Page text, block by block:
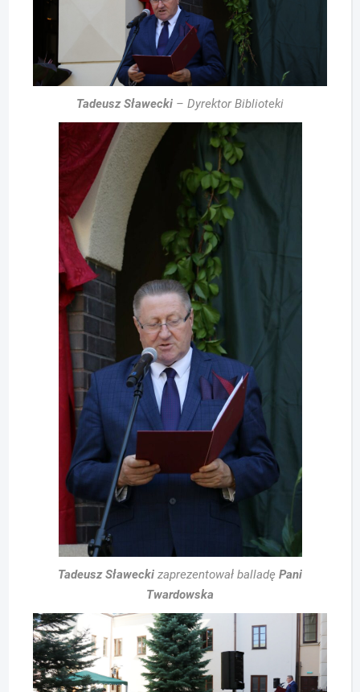
Tadeusz Sławecki – Dyrektor Biblioteki
Tadeusz Sławecki zaprezentował balladę Pani
Twardowska